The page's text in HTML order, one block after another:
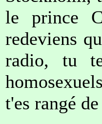
le prince
redeviens
radio, tu
t'es rangé